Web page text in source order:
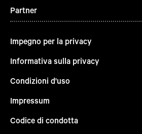
Partner
Impegno per la privacy
Informativa sulla privacy
Condizioni d'uso
Impressum
Codice di condotta